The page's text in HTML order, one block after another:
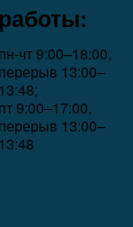
работы:
пн-чт 9:00–18:00,
перерыв 13:00–
13:48;
пт 9:00–17:00,
перерыв 13:00–
13:48